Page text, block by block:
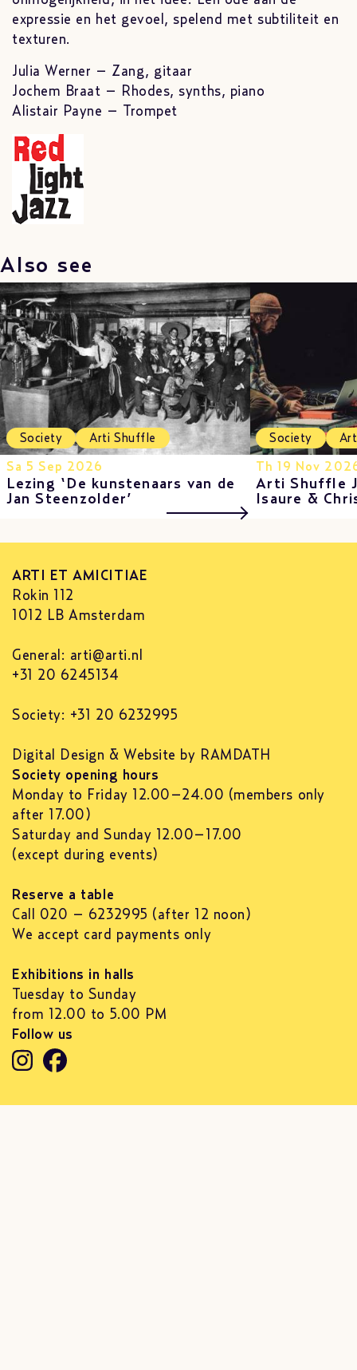
expressie en het gevoel, spelend met subtiliteit en
texturen.
Julia Werner – Zang, gitaar
Jochem Braat – Rhodes, synths, piano
Alistair Payne – Trompet
Also see
Society Arti Shuffle
Sa 5 Sep 2026
Lezing ‘De kunstenaars van de
Jan Steenzolder’
Society
Th 19 Nov
Arti Shuffle
Isaure &
ARTI ET AMICITIAE
Rokin 112
1012 LB Amsterdam
General: arti@arti.nl
+31 20 6245134
Society: +31 20 6232995
Digital Design & Website by RAMDATH
Society opening hours
Monday to Friday 12.00–24.00 (members only
after 17.00)
Saturday and Sunday 12.00–17.00
(except during events)
Reserve a table
Call 020 – 6232995 (after 12 noon)
We accept card payments only
Exhibitions in halls
Tuesday to Sunday
from 12.00 to 5.00 PM
Follow us